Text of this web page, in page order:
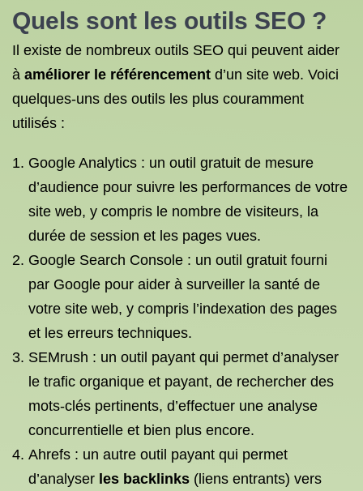
Quels sont les outils SEO ?
Il existe de nombreux outils SEO qui peuvent aider
à améliorer le référencement d’un site web. Voici
quelques-uns des outils les plus couramment
utilisés :
Google Analytics : un outil gratuit de mesure
d’audience pour suivre les performances de votre
site web, y compris le nombre de visiteurs, la
durée de session et les pages vues.
Google Search Console : un outil gratuit fourni
par Google pour aider à surveiller la santé de
votre site web, y compris l’indexation des pages
et les erreurs techniques.
SEMrush : un outil payant qui permet d’analyser
le trafic organique et payant, de rechercher des
mots-clés pertinents, d’effectuer une analyse
concurrentielle et bien plus encore.
Ahrefs : un autre outil payant qui permet
d’analyser les backlinks (liens entrants) vers